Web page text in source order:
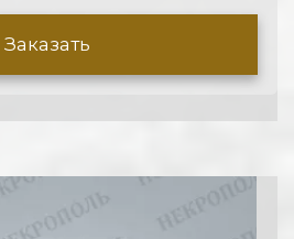
Заказать